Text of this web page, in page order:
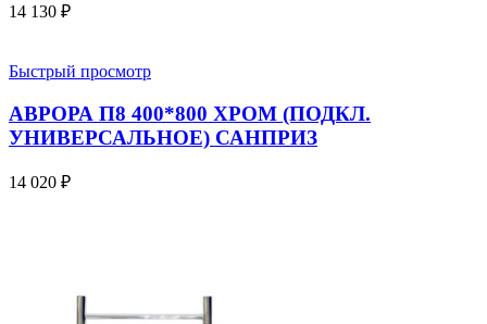
14 130 ₽
Быстрый просмотр
АВРОРА П8 400*800 ХРОМ (ПОДКЛ.
УНИВЕРСАЛЬНОЕ) САНПРИЗ
14 020 ₽